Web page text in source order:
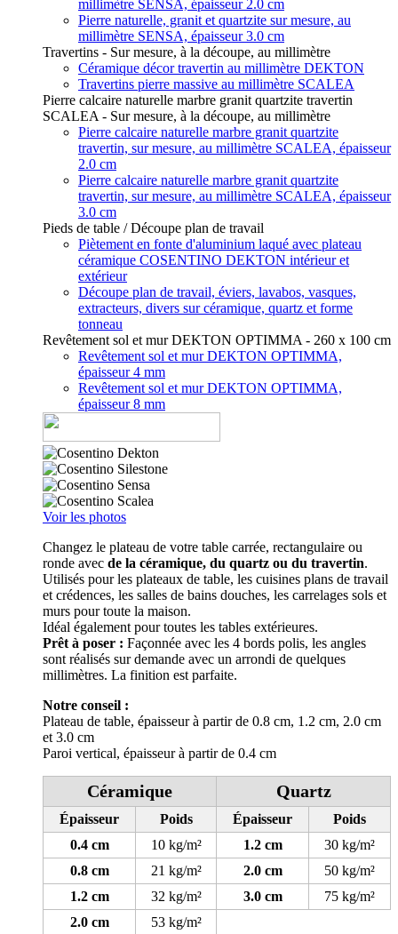
millimètre SENSA, épaisseur 2.0 cm
Pierre naturelle, granit et quartzite sur mesure, au
millimètre SENSA, épaisseur 3.0 cm
Travertins - Sur mesure, à la découpe, au millimètre
Céramique décor travertin au millimètre DEKTON
Travertins pierre massive au millimètre SCALEA
Pierre calcaire naturelle marbre granit quartzite travertin
SCALEA - Sur mesure, à la découpe, au millimètre
Pierre calcaire naturelle marbre granit quartzite
travertin, sur mesure, au millimètre SCALEA, épaisseur
2.0 cm
Pierre calcaire naturelle marbre granit quartzite
travertin, sur mesure, au millimètre SCALEA, épaisseur
3.0 cm
Pieds de table / Découpe plan de travail
Piètement en fonte d'aluminium laqué avec plateau
céramique COSENTINO DEKTON intérieur et
extérieur
Découpe plan de travail, éviers, lavabos, vasques,
extracteurs, divers sur céramique, quartz et forme
tonneau
Revêtement sol et mur DEKTON OPTIMMA - 260 x 100 cm
Revêtement sol et mur DEKTON OPTIMMA,
épaisseur 4 mm
Revêtement sol et mur DEKTON OPTIMMA,
épaisseur 8 mm
Voir les photos
Changez le plateau de votre table carrée, rectangulaire ou
ronde avec de la céramique, du quartz ou du travertin.
Utilisés pour les plateaux de table, les cuisines plans de travail
et crédences, les salles de bains douches, les carrelages sols et
murs pour toute la maison.
Idéal également pour toutes les tables extérieures.
Prêt à poser : Façonnée avec les 4 bords polis, les angles
sont réalisés sur demande avec un arrondi de quelques
millimètres. La finition est parfaite.
Notre conseil :
Plateau de table, épaisseur à partir de 0.8 cm, 1.2 cm, 2.0 cm
et 3.0 cm
Paroi vertical, épaisseur à partir de 0.4 cm
Céramique Quartz
Épaisseur Poids Épaisseur
Poids
0.4 cm
10 kg/m² 1.2 cm
30 kg/m²
0.8 cm
21 kg/m² 2.0 cm
50 kg/m²
1.2 cm
32 kg/m² 3.0 cm
75 kg/m²
2.0 cm
53 kg/m²